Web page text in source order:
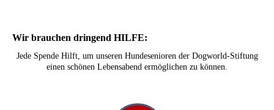
Wir brauchen dringend HILFE:
Jede Spende Hilft, um unseren Hundesenioren der Dogworld-Stiftung
einen schönen Lebensabend ermöglichen zu können.